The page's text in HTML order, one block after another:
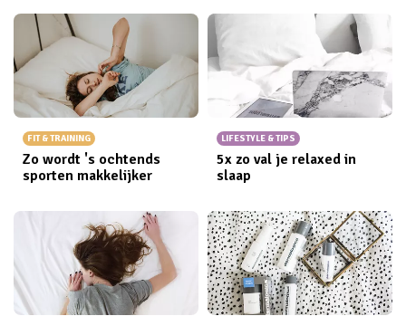
cosmeticaproducten willen. De oplossing? DIY
scheercrème! Wij vertellen je hoe je heel gemakkelijk
zelf een geweldige scheercrème maakt.
FIT & TRAINING
Zo wordt 's ochtends
sporten makkelijker
LIFESTYLE & TIPS
5x zo val je relaxed in
slaap